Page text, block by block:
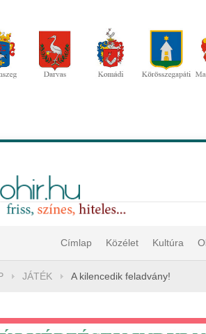
Címlap Közélet Kultúra
JÁTÉK A kilencedik feladvány!